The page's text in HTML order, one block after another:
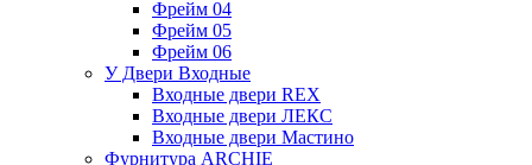
Фрейм 04
Фрейм 05
Фрейм 06
У Двери Входные
Входные двери REX
Входные двери ЛЕКС
Входные двери Мастино
Фурнитура ARCHIE